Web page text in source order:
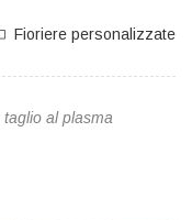
Fioriere personalizzate
taglio al plasma